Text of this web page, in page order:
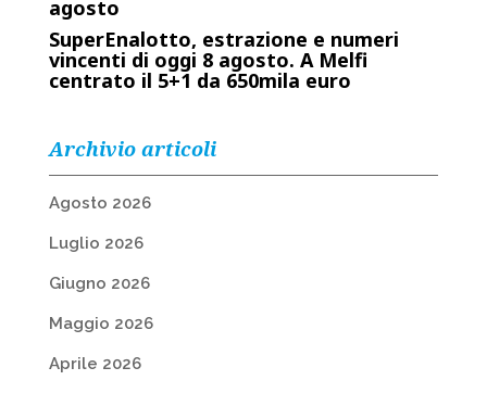
agosto
SuperEnalotto, estrazione e numeri
vincenti di oggi 8 agosto. A Melfi
centrato il 5+1 da 650mila euro
Archivio articoli
Agosto 2026
Luglio 2026
Giugno 2026
Maggio 2026
Aprile 2026